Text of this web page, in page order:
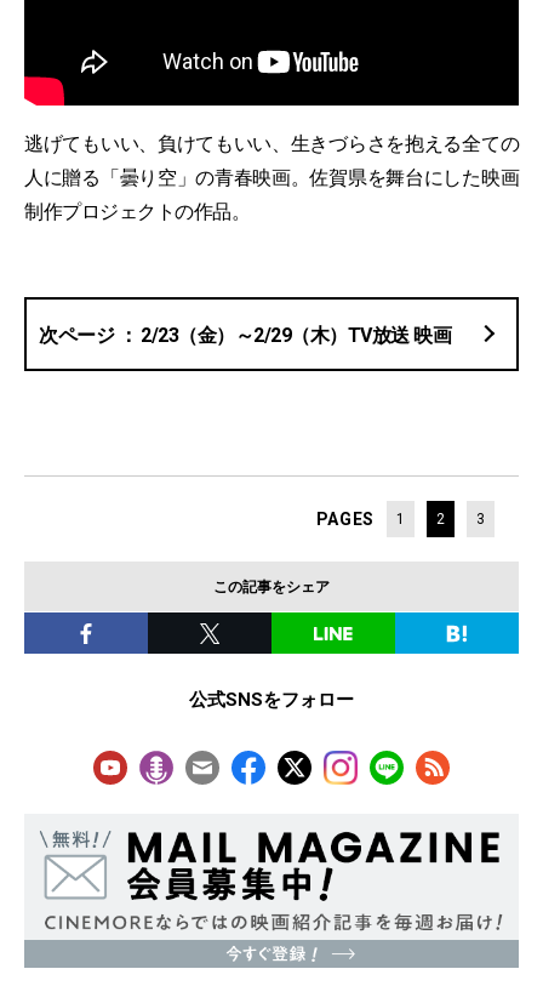
逃げてもいい、負けてもいい、生きづらさを抱える全ての
人に贈る「曇り空」の青春映画。佐賀県を舞台にした映画
制作プロジェクトの作品。
2/23（金）～2/29（木）TV放送 映画
PAGES 1 2 3
この記事をシェア
公式SNSをフォロー